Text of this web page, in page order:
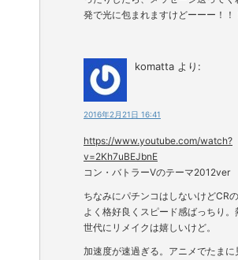
発で光に包まれますけどーーー！！
komatta より:
2016年2月21日 16:41
https://www.youtube.com/watch?
v=2Kh7uBEJbnE
コン・バトラーVのテーマ2012ver
ちなみにパチンコはしないけどCR
よく格好良くスピード感ばっちり。
世代にリメイクは嬉しいけど。
加速度が速過ぎる。アニメでたまに